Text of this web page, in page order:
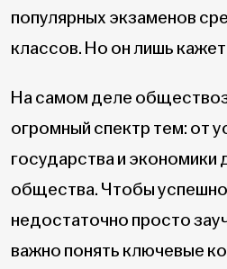
популярных экзаменов
классов. Но он лишь
На самом деле
огромный спектр тем: от
государства и экономики
общества. Чтобы
недостаточно просто
важно понять ключевые